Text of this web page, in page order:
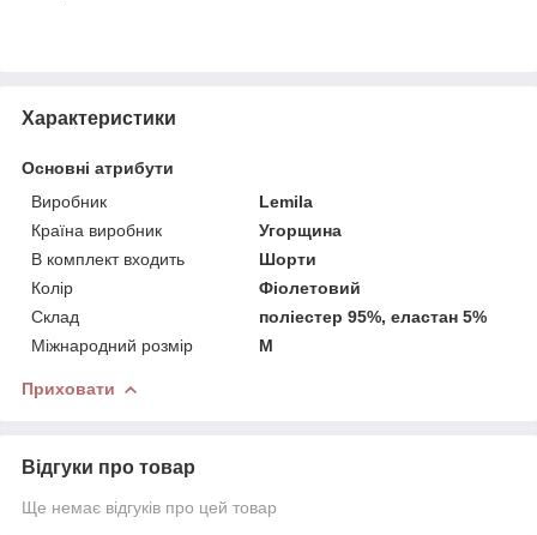
Характеристики
Основні атрибути
Виробник
Lemila
Країна виробник
Угорщина
В комплект входить
Шорти
Колір
Фіолетовий
Склад
поліестер 95%, еластан 5%
Міжнародний розмір
M
Приховати
Відгуки про товар
Ще немає відгуків про цей товар